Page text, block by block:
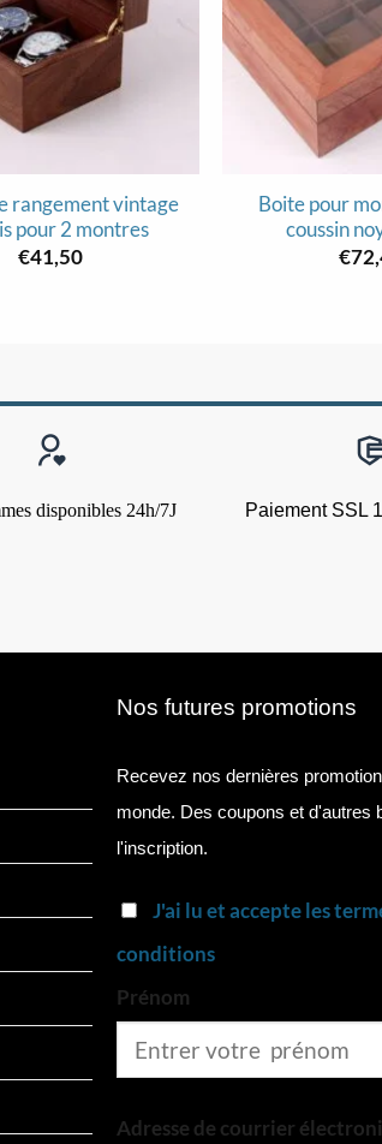
rangement vintage
pour 2 montres
€41,50
Boite pour
coussin
€
disponibles 24h/7J Paiement SSL
Nos futures promotions
Recevez nos dernières
monde. Des coupons et d'autres
l'inscription.
J'ai lu et accepte les
conditions
Prénom
Adresse de courrier